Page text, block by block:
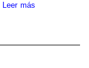
Leer más